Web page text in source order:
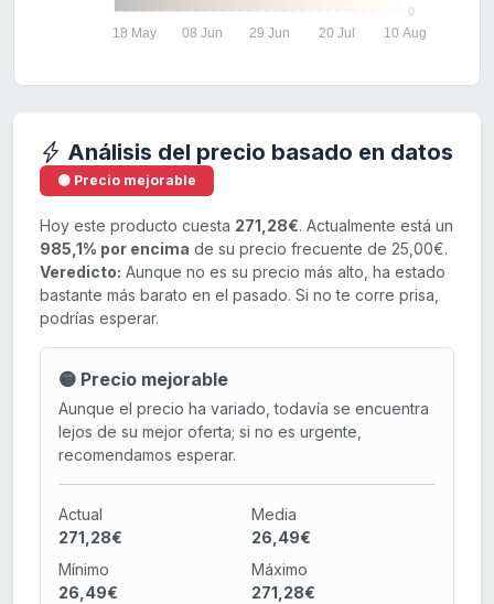
0
18 May 08 Jun 29 Jun 20 Jul 10 Aug
Análisis del precio basado en datos
🟡 Precio mejorable
Hoy este producto cuesta 271,28€. Actualmente está un
985,1% por encima de su precio frecuente de 25,00€.
Veredicto: Aunque no es su precio más alto, ha estado
bastante más barato en el pasado. Si no te corre prisa,
podrías esperar.
🟡 Precio mejorable
Aunque el precio ha variado, todavía se encuentra
lejos de su mejor oferta; si no es urgente,
recomendamos esperar.
Actual
271,28€
Media
26,49€
Mínimo
26,49€
Máximo
271,28€